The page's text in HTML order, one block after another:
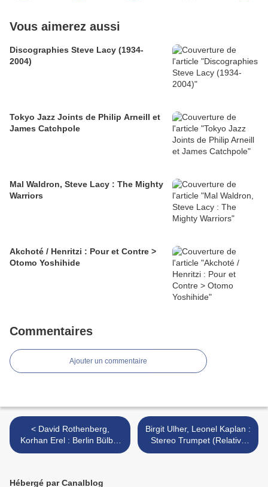
Vous aimerez aussi
Discographies Steve Lacy (1934-
2004)
Tokyo Jazz Joints de Philip Arneill et
James Catchpole
Mal Waldron, Steve Lacy : The Mighty
Warriors
Akchoté / Henritzi : Pour et Contre >
Otomo Yoshihide
Commentaires
Ajouter un commentaire
< David Rothenberg,
Korhan Erel : Berlin Bülbül
(Gruenrekorder, 2015)
Birgit Ulher, Leonel Kaplan :
Stereo Trumpet (Relative
Pitch, 2015) / Birgit Ulher :
Hébergé par Canalblog